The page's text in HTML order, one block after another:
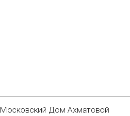
Московский Дом Ахматовой